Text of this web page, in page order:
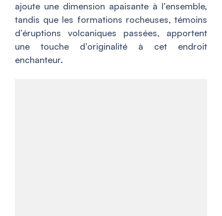
ajoute une dimension apaisante à l’ensemble,
tandis que les formations rocheuses, témoins
d’éruptions volcaniques passées, apportent
une touche d’originalité à cet endroit
enchanteur.